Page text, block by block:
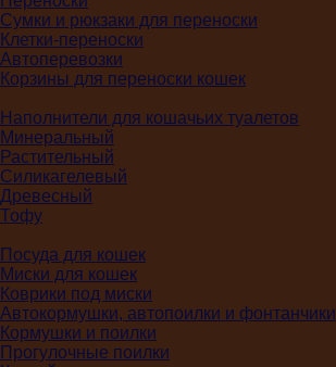
Сумки и рюкзаки для переноски
Клетки-переноски
Автоперевозки
Корзины для переноски кошек
Наполнители для кошачьих туалетов
Минеральный
Растительный
Силикагелевый
Древесный
Тофу
Посуда для кошек
Миски для кошек
Коврики под миски
Автокормушки, автопоилки и фонтанчики
Кормушки и поилки
Прогулочные поилки